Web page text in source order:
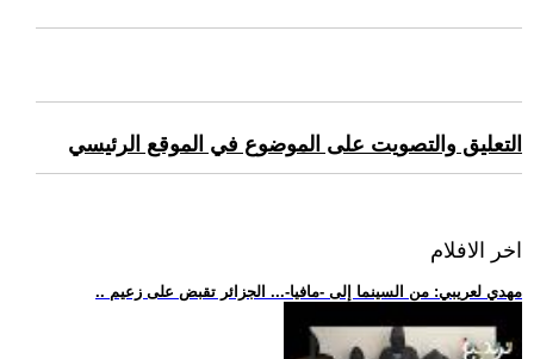
التعليق والتصويت على الموضوع في الموقع الرئيسي
اخر الافلام
.. مهدي لعريبي: من السينما إلى -مافيا-... الجزائر تقبض على زعيم